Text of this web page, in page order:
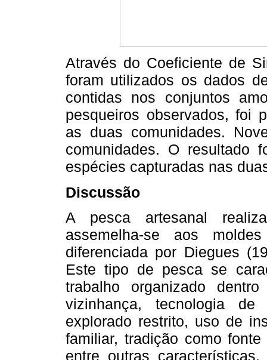
Através do Coeficiente de
foram utilizados os dados
contidas nos conjuntos
pesqueiros observados, foi
as duas comunidades.
comunidades. O resultado
espécies capturadas nas
Discussão
A pesca artesanal
assemelha-se aos
diferenciada por Diegues
Este tipo de pesca se
trabalho organizado
vizinhança, tecnologia
explorado restrito, uso de
familiar, tradição como
entre outras